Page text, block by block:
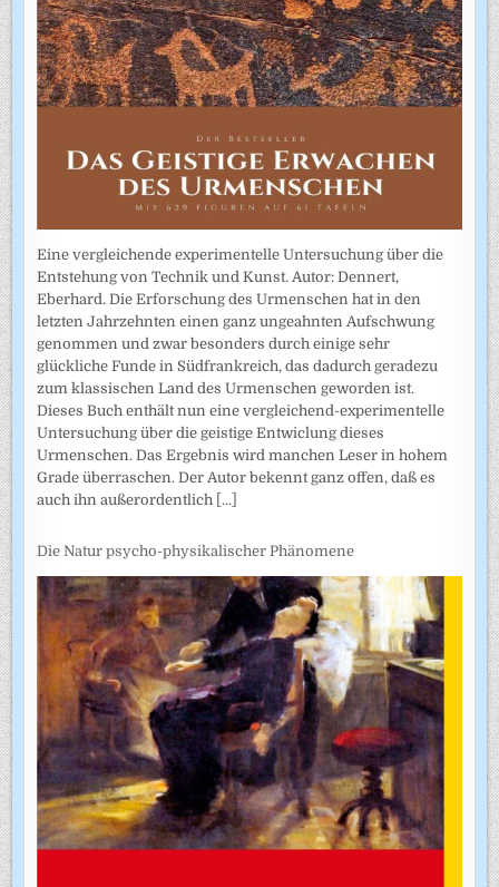
Eine vergleichende experimentelle Untersuchung über die
Entstehung von Technik und Kunst. Autor: Dennert,
Eberhard. Die Erforschung des Urmenschen hat in den
letzten Jahrzehnten einen ganz ungeahnten Aufschwung
genommen und zwar besonders durch einige sehr
glückliche Funde in Südfrankreich, das dadurch geradezu
zum klassischen Land des Urmenschen geworden ist.
Dieses Buch enthält nun eine vergleichend-experimentelle
Untersuchung über die geistige Entwiclung dieses
Urmenschen. Das Ergebnis wird manchen Leser in hohem
Grade überraschen. Der Autor bekennt ganz offen, daß es
auch ihn außerordentlich [...]
Die Natur psycho-physikalischer Phänomene